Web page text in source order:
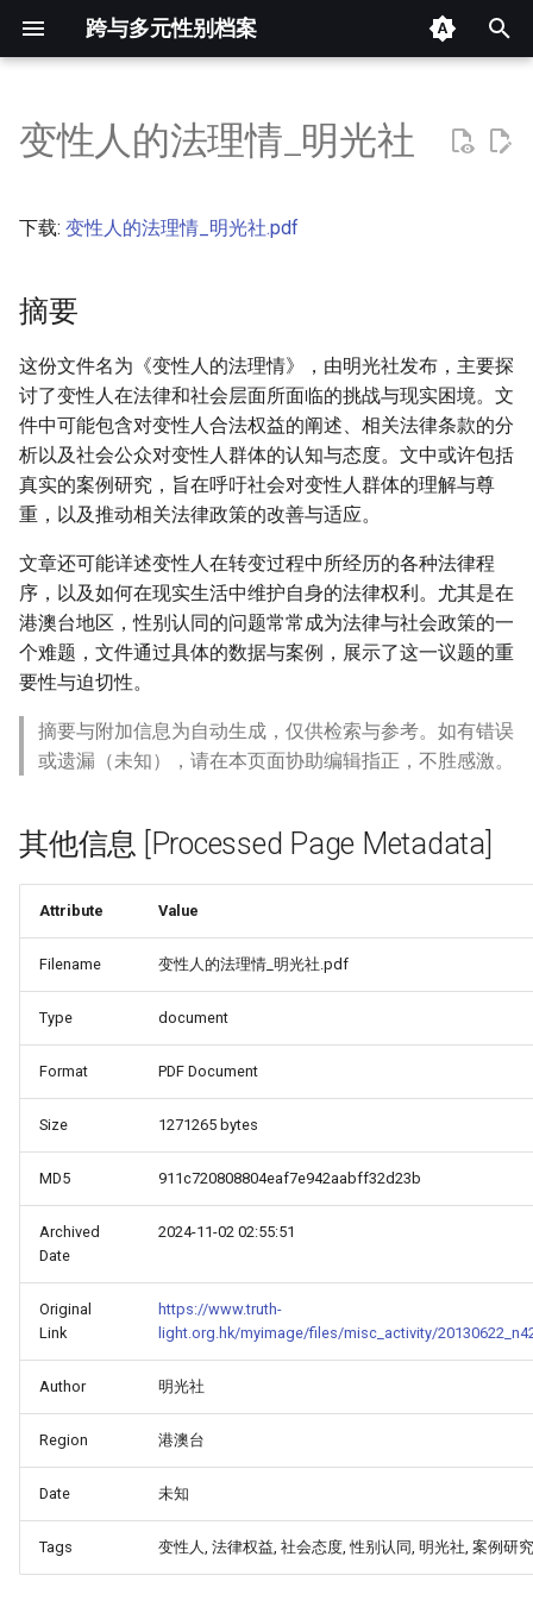
跨与多元性别档案
以
摘要
其他信息 [Processed Page
正文
变性人的法理情_明光社
下载: 变性人的法理情_明光社.pdf
摘要
这份文件名为《变性人的法理情》，由明光社发布，主要探
讨了变性人在法律和社会层面所面临的挑战与现实困境。文
件中可能包含对变性人合法权益的阐述、相关法律条款的分
析以及社会公众对变性人群体的认知与态度。文中或许包括
真实的案例研究，旨在呼吁社会对变性人群体的理解与尊
重，以及推动相关法律政策的改善与适应。
文章还可能详述变性人在转变过程中所经历的各种法律程
序，以及如何在现实生活中维护自身的法律权利。尤其是在
港澳台地区，性别认同的问题常常成为法律与社会政策的一
个难题，文件通过具体的数据与案例，展示了这一议题的重
要性与迫切性。
摘要与附加信息为自动生成，仅供检索与参考。如有错误
或遗漏（未知），请在本页面协助编辑指正，不胜感激。
其他信息 [Processed Page Metadata]
Attribute Value
Filename 变性人的法理情_明光社.pdf
Type document
Format PDF Document
Size 1271265 bytes
MD5 911c720808804eaf7e942aabff32d23b
Archived
Date
2024-11-02 02:55:51
Original
Link
https://www.truth-
light.org.hk/myimage/files/misc_activity/
Author 明光社
Region 港澳台
Date 未知
Tags 变性人, 法律权益, 社会态度, 性别认同, 明光社, 案例研究